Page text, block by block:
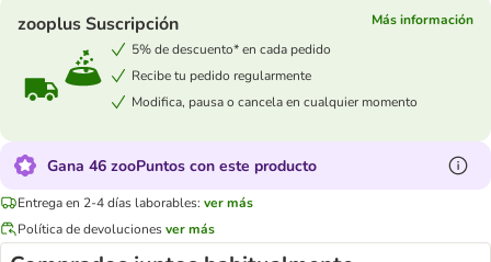
zooplus Suscripción
Más información
5% de descuento* en cada pedido
Recibe tu pedido regularmente
Modifica, pausa o cancela en cualquier momento
Gana 46 zooPuntos con este producto
Entrega en 2-4 días laborables: ver más
Política de devolucionesver más